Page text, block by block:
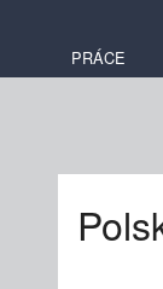
PRÁCE